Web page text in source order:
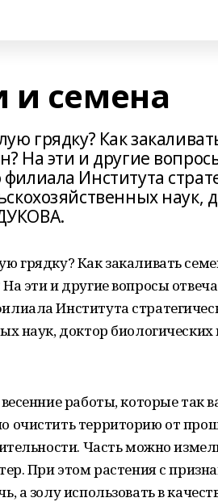
и семена
грядку? Как
На эти и другие
Института
наук,
грядку? Как закаливать
эти и другие вопросы
Института
наук, доктор
работы, которые так
очистить территорию от
Часть можно
При этом растения с
а золу использовать в